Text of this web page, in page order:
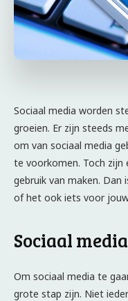
Sociaal media worden
groeien. Er zijn steeds
om van sociaal media
te voorkomen. Toch zijn
gebruik van maken. Dan
of het ook iets voor
Sociaal
Om sociaal media te
grote stap zijn. Niet